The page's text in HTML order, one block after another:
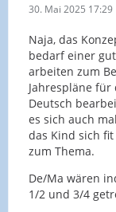
30. Mai 2025 17:29
Naja, das
bedarf einer
arbeiten zum
Jahrespläne
Deutsch
es sich auch
das Kind sich
zum Thema.
De/Ma wären
1/2 und 3/4